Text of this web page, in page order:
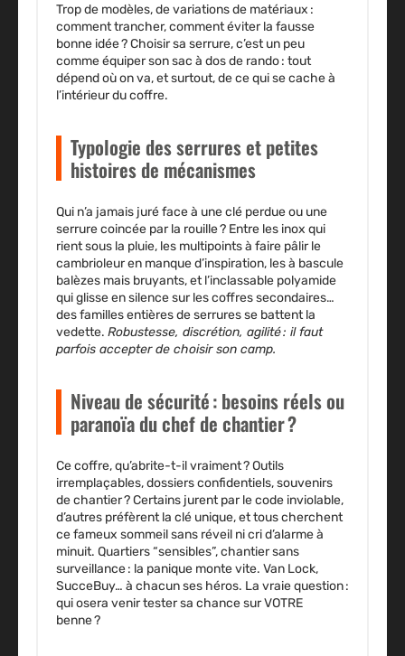
Trop de modèles, de variations de matériaux :
comment trancher, comment éviter la fausse
bonne idée ? Choisir sa serrure, c’est un peu
comme équiper son sac à dos de rando : tout
dépend où on va, et surtout, de ce qui se cache à
l’intérieur du coffre.
Typologie des serrures et petites
histoires de mécanismes
Qui n’a jamais juré face à une clé perdue ou une
serrure coincée par la rouille ? Entre les inox qui
rient sous la pluie, les multipoints à faire pâlir le
cambrioleur en manque d’inspiration, les à bascule
balèzes mais bruyants, et l’inclassable polyamide
qui glisse en silence sur les coffres secondaires…
des familles entières de serrures se battent la
vedette. Robustesse, discrétion, agilité : il faut
parfois accepter de choisir son camp.
Niveau de sécurité : besoins réels ou
paranoïa du chef de chantier ?
Ce coffre, qu’abrite-t-il vraiment ? Outils
irremplaçables, dossiers confidentiels, souvenirs
de chantier ? Certains jurent par le code inviolable,
d’autres préfèrent la clé unique, et tous cherchent
ce fameux sommeil sans réveil ni cri d’alarme à
minuit. Quartiers “sensibles”, chantier sans
surveillance : la panique monte vite. Van Lock,
SucceBuy… à chacun ses héros. La vraie question :
qui osera venir tester sa chance sur VOTRE
benne ?